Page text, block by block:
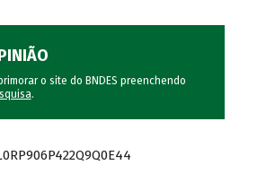
o site do BNDES preenchendo
.